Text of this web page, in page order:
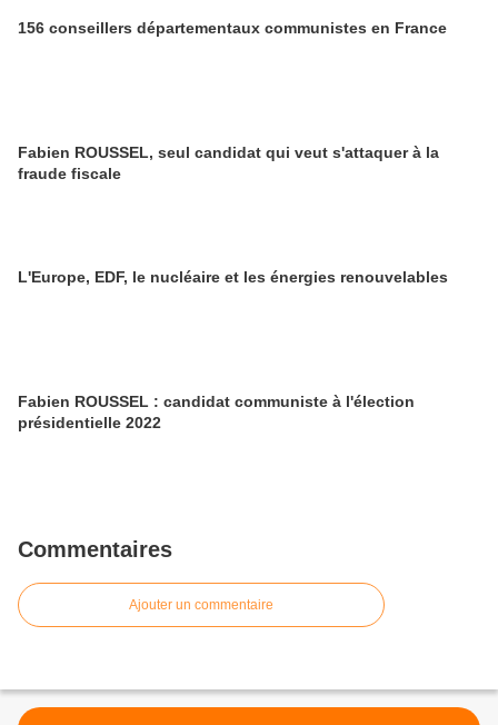
156 conseillers départementaux communistes en France
Fabien ROUSSEL, seul candidat qui veut s'attaquer à la
fraude fiscale
L'Europe, EDF, le nucléaire et les énergies renouvelables
Fabien ROUSSEL : candidat communiste à l'élection
présidentielle 2022
Commentaires
Ajouter un commentaire